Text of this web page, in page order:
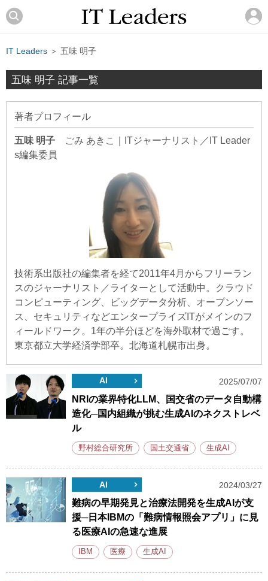
IT Leaders ＞ 五味 明子
五味 明子 記事一覧
著者プロフィール
五味 明子 ごみ あきこ
ITジャーナリスト／IT Leader
s編集委員
技術系出版社の編集者を経て2011年4月からフリーラン
スのジャーナリスト／ライターとして活動中。クラウド
コンピューティング、ビッグデータ分析、オープンソー
ス、セキュリティなどエンタープライズITがメインのフ
ィールドワーク。1年の半分ほどを海外取材で過ごす。
東京都立大学経済学部卒。北海道札幌市出身。
AI 2025/07/07
NRIの業界特化LLM、国交省のデータ自動構
造化─国内組織が挑む生成AIのネクストレベ
ル
野村総合研究所 国土交通省 生成AI
AI 2024/03/27
難病の早期発見と治療法開発を生成AIが支
援─日本IBMの「難病情報照会アプリ」に見
る医療AIの急速な進展
IBM 医療 生成AI